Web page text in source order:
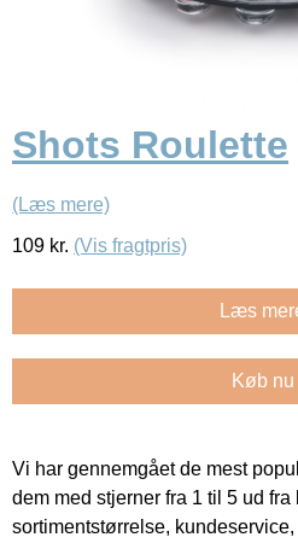
Shots Roulette
(Læs mere)
109 kr. (Vis fragtpris)
Læs
Køb nu
Vi har gennemgået de mest
dem med stjerner fra 1 til 5 ud
sortimentstørrelse,